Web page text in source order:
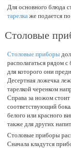
Для основного блюда
тарелка же подается
Столовые
Столовые приборы
располагаться рядом с
для которого они
Десертная ложечка
тарелкой черенком
Справа за ножом стоит
соответствующий
белого или красного
также для других
Столовые приборы
Сначала кладутся